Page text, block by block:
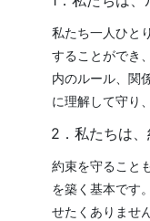
私たち一人ひと
することができ
内のルール、関
に理解して守り
2．私たちは、
約束を守ること
を築く基本です
せたくありませ